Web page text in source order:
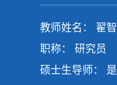
教师姓名： 翟智
职称： 研究员
硕士生导师： 是